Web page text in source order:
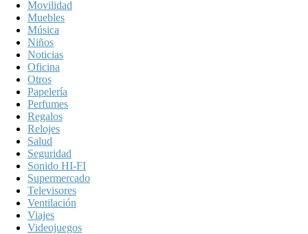
Movilidad
Muebles
Música
Niños
Noticias
Oficina
Otros
Papelería
Perfumes
Regalos
Relojes
Salud
Seguridad
Sonido HI-FI
Supermercado
Televisores
Ventilación
Viajes
Videojuegos